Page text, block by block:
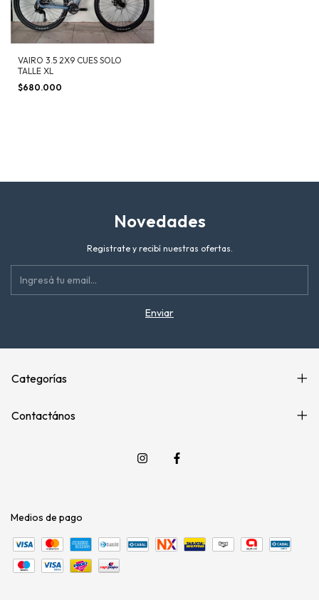
VAIRO 3.5 2X9 CUES SOLO
TALLE XL
$680.000
Novedades
Registrate y recibí nuestras ofertas.
Categorías
Contactános
Medios de pago